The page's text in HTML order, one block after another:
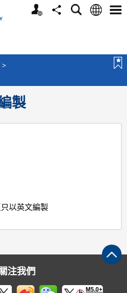
個
分
搜
語
選
>
製
只以英文編製
關注我們
M5.0+